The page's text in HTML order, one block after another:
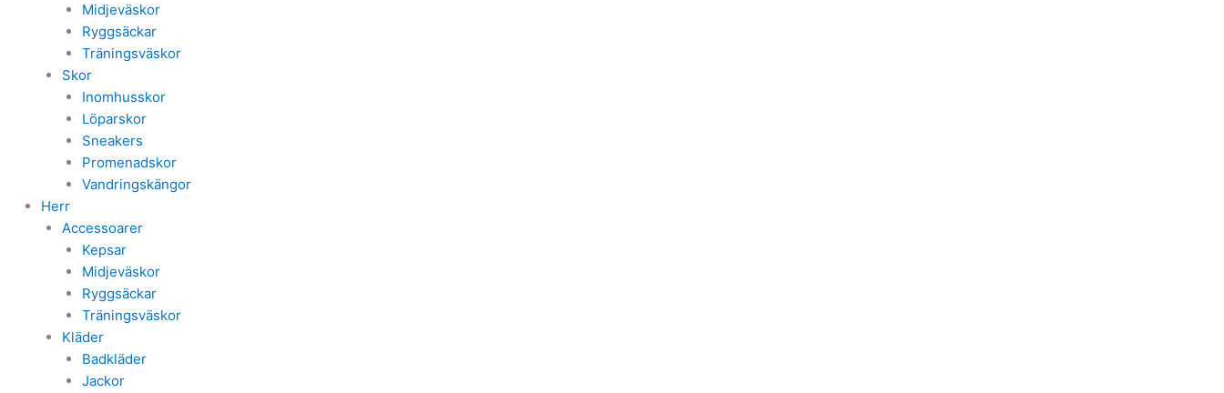
Midjeväskor
Ryggsäckar
Träningsväskor
Skor
Inomhusskor
Löparskor
Sneakers
Promenadskor
Vandringskängor
Herr
Accessoarer
Kepsar
Midjeväskor
Ryggsäckar
Träningsväskor
Kläder
Badkläder
Jackor